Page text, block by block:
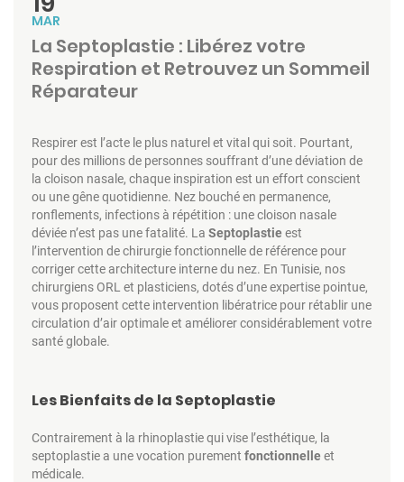
MAR
La Septoplastie : Libérez votre
Respiration et Retrouvez un Sommeil
Réparateur
Respirer est l’acte le plus naturel et vital qui soit. Pourtant,
pour des millions de personnes souffrant d’une déviation de
la cloison nasale, chaque inspiration est un effort conscient
ou une gêne quotidienne. Nez bouché en permanence,
ronflements, infections à répétition : une cloison nasale
déviée n’est pas une fatalité. La Septoplastie est
l’intervention de chirurgie fonctionnelle de référence pour
corriger cette architecture interne du nez. En Tunisie, nos
chirurgiens ORL et plasticiens, dotés d’une expertise pointue,
vous proposent cette intervention libératrice pour rétablir une
circulation d’air optimale et améliorer considérablement votre
santé globale.
Les Bienfaits de la Septoplastie
Contrairement à la rhinoplastie qui vise l’esthétique, la
septoplastie a une vocation purement fonctionnelle et
médicale.